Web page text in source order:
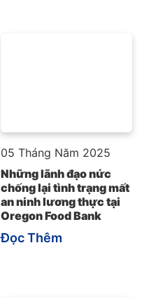
05 Tháng Năm 2025
Những lãnh đạo nức
chống lại tình trạng mất
an ninh lương thực tại
Oregon Food Bank
Đọc Thêm